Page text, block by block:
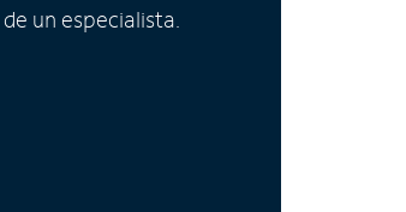
un especialista.